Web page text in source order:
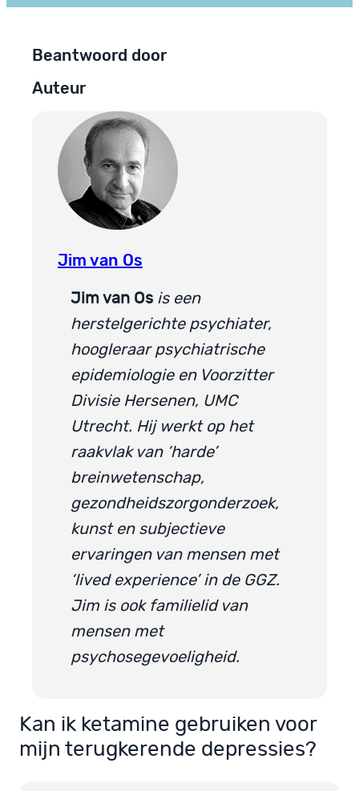
Beantwoord door
Auteur
Jim van Os
Jim van Os is een
herstelgerichte psychiater,
hoogleraar psychiatrische
epidemiologie en Voorzitter
Divisie Hersenen, UMC
Utrecht. Hij werkt op het
raakvlak van ‘harde’
breinwetenschap,
gezondheidszorgonderzoek,
kunst en subjectieve
ervaringen van mensen met
‘lived experience’ in de GGZ.
Jim is ook familielid van
mensen met
psychosegevoeligheid.
Kan ik ketamine gebruiken voor
mijn terugkerende depressies?